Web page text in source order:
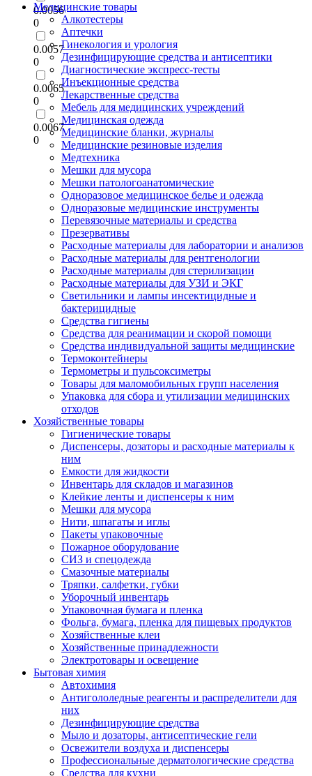
0.0056
0
0.0057
0
0.0065
0
0.0067
0
Медицинские товары
Алкотестеры
Аптечки
Гинекология и урология
Дезинфицирующие средства и антисептики
Диагностические экспресс-тесты
Инъекционные средства
Лекарственные средства
Мебель для медицинских учреждений
Медицинская одежда
Медицинские бланки, журналы
Медицинские резиновые изделия
Медтехника
Мешки для мусора
Мешки патологоанатомические
Одноразовое медицинское белье и одежда
Одноразовые медицинские инструменты
Перевязочные материалы и средства
Презервативы
Расходные материалы для лаборатории и анализов
Расходные материалы для рентгенологии
Расходные материалы для стерилизации
Расходные материалы для УЗИ и ЭКГ
Светильники и лампы инсектицидные и
бактерицидные
Средства гигиены
Средства для реанимации и скорой помощи
Средства индивидуальной защиты медицинские
Термоконтейнеры
Термометры и пульсоксиметры
Товары для маломобильных групп населения
Упаковка для сбора и утилизации медицинских
отходов
Хозяйственные товары
Гигиенические товары
Диспенсеры, дозаторы и расходные материалы к
ним
Емкости для жидкости
Инвентарь для складов и магазинов
Клейкие ленты и диспенсеры к ним
Мешки для мусора
Нити, шпагаты и иглы
Пакеты упаковочные
Пожарное оборудование
СИЗ и спецодежда
Смазочные материалы
Тряпки, салфетки, губки
Уборочный инвентарь
Упаковочная бумага и пленка
Фольга, бумага, пленка для пищевых продуктов
Хозяйственные клеи
Хозяйственные принадлежности
Электротовары и освещение
Бытовая химия
Автохимия
Антигололедные реагенты и распределители для
них
Дезинфицирующие средства
Мыло и дозаторы, антисептические гели
Освежители воздуха и диспенсеры
Профессиональные дерматологические средства
Средства для кухни